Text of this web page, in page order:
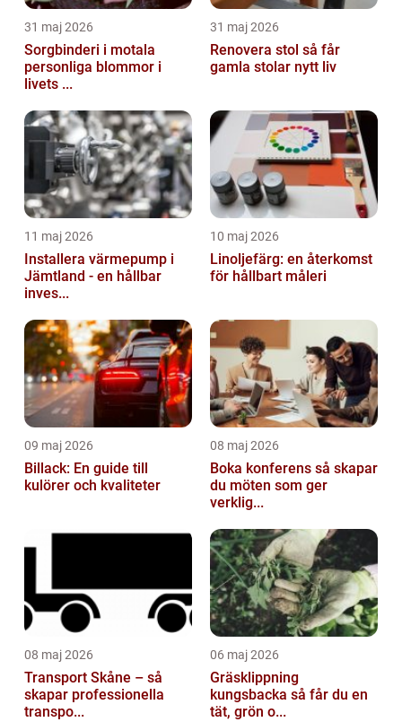
31 maj 2026
Sorgbinderi i motala
personliga blommor i
livets ...
31 maj 2026
Renovera stol så får
gamla stolar nytt liv
11 maj 2026
Installera värmepump i
Jämtland - en hållbar
inves...
10 maj 2026
Linoljefärg: en återkomst
för hållbart måleri
09 maj 2026
Billack: En guide till
kulörer och kvaliteter
08 maj 2026
Boka konferens så skapar
du möten som ger
verklig...
08 maj 2026
Transport Skåne – så
skapar professionella
transpo...
06 maj 2026
Gräsklippning
kungsbacka så får du en
tät, grön o...